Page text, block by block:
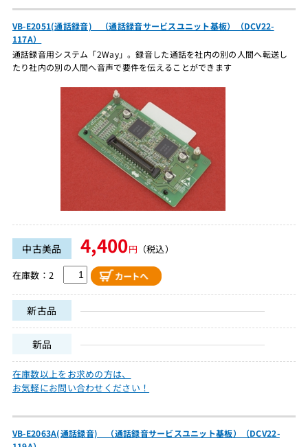
VB-E2051(通話録音) （通話録音サービスユニット基板）（DCV22-
117A）
通話録音用システム「2Way」。録音した通話を社内の別の人間へ転送し
たり社内の別の人間へ音声で要件を伝えることができます
中古美品 4,400円 （税込）
在庫数：2
新古品
新品
在庫数以上をお求めの方は、
お気軽にお問い合わせください！
VB-E2063A(通話録音) （通話録音サービスユニット基板）（DCV22-